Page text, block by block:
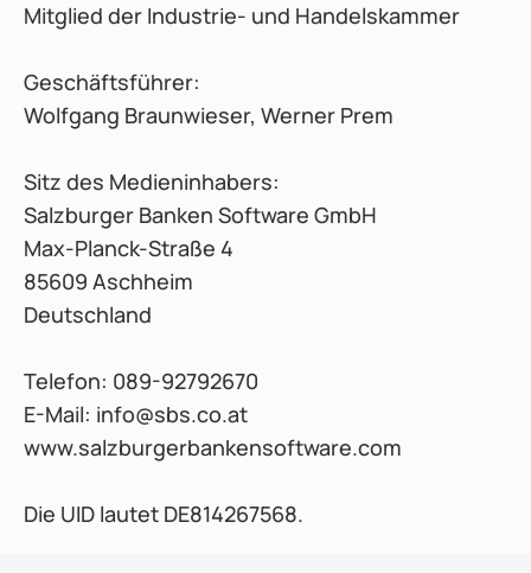
Mitglied der Industrie- und Handelskammer
Geschäftsführer:
Wolfgang Braunwieser, Werner Prem
Sitz des Medieninhabers:
Salzburger Banken Software GmbH
Max-Planck-Straße 4
85609 Aschheim
Deutschland
Telefon: 089-92792670
E-Mail: info@sbs.co.at
www.salzburgerbankensoftware.com
Die UID lautet DE814267568.